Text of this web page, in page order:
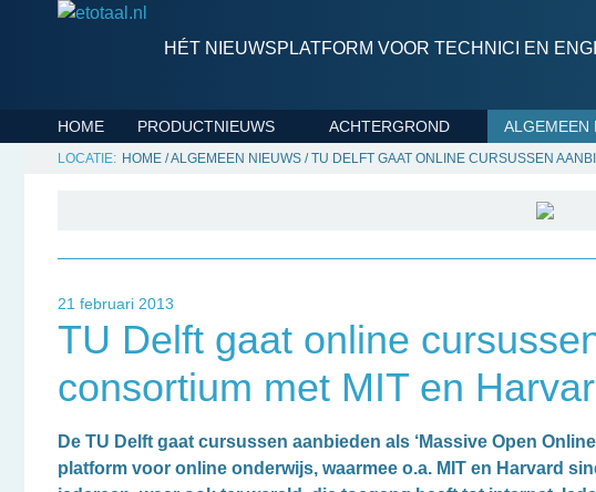
HÉT NIEUWSPLATFORM VOOR TECHNICI EN
HOME PRODUCTNIEUWS ACHTERGROND ALGEMEEN
HOME /ALGEMEEN NIEUWS /TU DELFT GAAT ONLINE CURSUSSEN
21 februari 2013
TU Delft gaat online
consortium met MIT en
De TU Delft gaat cursussen aanbieden als ‘Massive Open
platform voor online onderwijs, waarmee o.a. MIT en Harvard